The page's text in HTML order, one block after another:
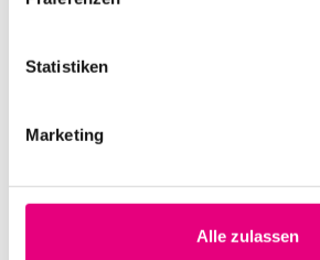
Statistiken
Marketing
Alle zulassen
Nightmares on Wax